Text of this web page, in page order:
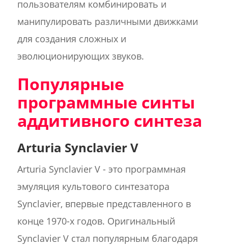
пользователям комбинировать и
манипулировать различными движками
для создания сложных и
эволюционирующих звуков.
Популярные
программные синты
аддитивного синтеза
Arturia Synclavier V
Arturia Synclavier V - это программная
эмуляция культового синтезатора
Synclavier, впервые представленного в
конце 1970-х годов. Оригинальный
Synclavier V стал популярным благодаря